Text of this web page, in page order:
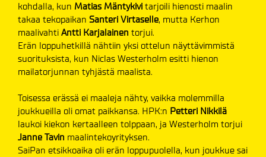
kohdalla, kun Matias Mäntykivi tarjoili hienosti maalin
takaa tekopaikan Santeri Virtaselle, mutta Kerhon
maalivahti Antti Karjalainen torjui.
Erän loppuhetkillä nähtiin yksi ottelun näyttävimmistä
suorituksista, kun Niclas Westerholm esitti hienon
mailatorjunnan tyhjästä maalista.
Toisessa erässä ei maaleja nähty, vaikka molemmilla
joukkueilla oli omat paikkansa. HPK:n Petteri Nikkilä
laukoi kiekon kertaalleen tolppaan, ja Westerholm torjui
Janne Tavin maalintekoyrityksen.
SaiPan etsikkoaika oli erän loppupuolella, kun joukkue sai